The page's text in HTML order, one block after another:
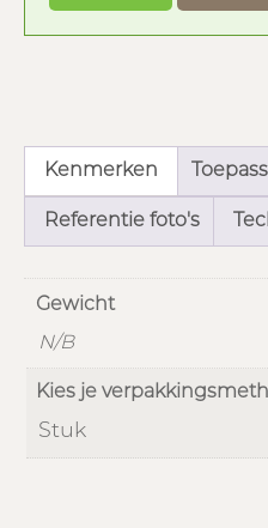
Kenmerken
Referentie foto's
Gewicht
N/B
Kies je
Stuk